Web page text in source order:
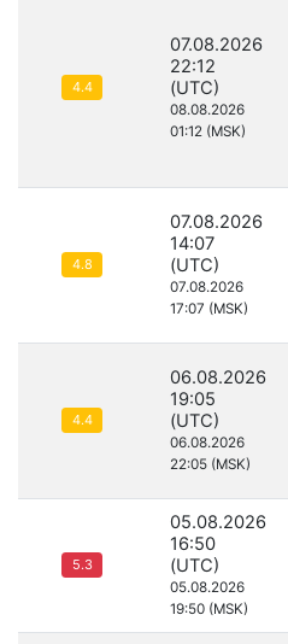
4.4
07.08.2026
22:12
(UTC)
08.08.2026
01:12 (MSK)
4.8
07.08.2026
14:07
(UTC)
07.08.2026
17:07 (MSK)
4.4
06.08.2026
19:05
(UTC)
06.08.2026
22:05 (MSK)
5.3
05.08.2026
16:50
(UTC)
05.08.2026
19:50 (MSK)